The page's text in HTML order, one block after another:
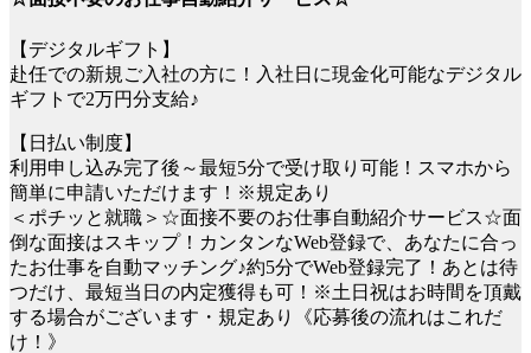
【デジタルギフト】
赴任での新規ご入社の方に！入社日に現金化可能なデジタル
ギフトで2万円分支給♪
【日払い制度】
利用申し込み完了後～最短5分で受け取り可能！スマホから
簡単に申請いただけます！※規定あり
＜ポチッと就職＞☆面接不要のお仕事自動紹介サービス☆面
倒な面接はスキップ！カンタンなWeb登録で、あなたに合っ
たお仕事を自動マッチング♪約5分でWeb登録完了！あとは待
つだけ、最短当日の内定獲得も可！※土日祝はお時間を頂戴
する場合がございます・規定あり《応募後の流れはこれだ
け！》